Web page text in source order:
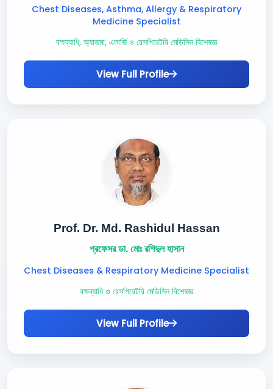
Chest Diseases, Asthma, Allergy & Respiratory
Medicine Specialist
বক্ষব্যাধি, অ্যাজমা, এলার্জি ও রেসপিরেটরি মেডিসিন বিশেষজ্ঞ
View Full Profile
Prof. Dr. Md. Rashidul Hassan
প্রফেসর ডা. মোঃ রশিদুল হাসান
Chest Diseases & Respiratory Medicine Specialist
বক্ষব্যাধি ও রেসপিরেটরি মেডিসিন বিশেষজ্ঞ
View Full Profile